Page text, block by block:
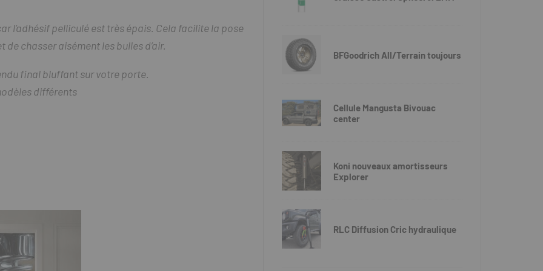
l’adhésif pelliculé est très épais. Cela facilite la pose
chasser aisément les bulles d’air.
final bluffant sur votre porte.
différents
BFGoodrich All/Terrain toujours
Cellule Mangusta Bivouac
center
Koni nouveaux amortisseurs
Explorer
RLC Diffusion Cric hydraulique